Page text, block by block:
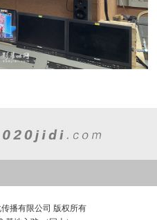
播有限公司 版权所有